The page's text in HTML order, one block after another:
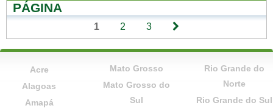
PÁGINA
1 2 3
Acre
Alagoas
Amapá
Mato Grosso
Mato Grosso do
Sul
Rio Grande do
Norte
Rio Grande do Sul